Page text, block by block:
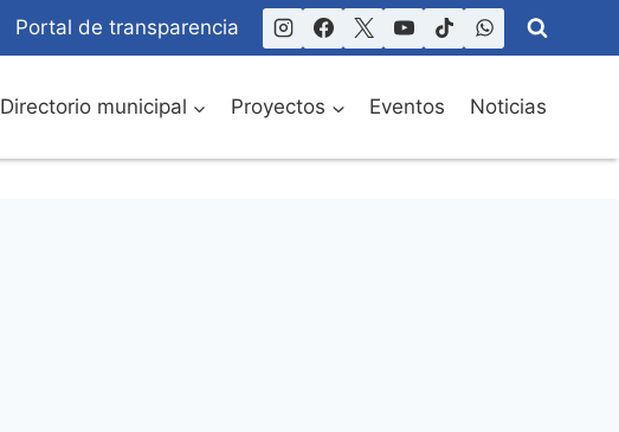
Portal de transparencia
Directorio municipal Proyectos Eventos Noticias